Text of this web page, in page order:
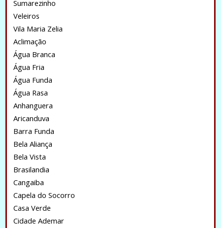
Sumarezinho
Veleiros
Vila Maria Zelia
Aclimação
Água Branca
Água Fria
Água Funda
Água Rasa
Anhanguera
Aricanduva
Barra Funda
Bela Aliança
Bela Vista
Brasilandia
Cangaiba
Capela do Socorro
Casa Verde
Cidade Ademar